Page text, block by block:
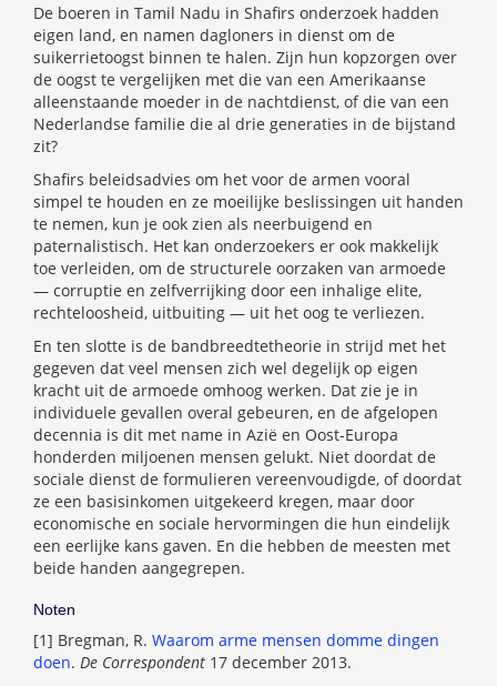
De boeren in Tamil Nadu in Shafirs onderzoek hadden
eigen land, en namen dagloners in dienst om de
suikerrietoogst binnen te halen. Zijn hun kopzorgen over
de oogst te vergelijken met die van een Amerikaanse
alleenstaande moeder in de nachtdienst, of die van een
Nederlandse familie die al drie generaties in de bijstand
zit?
Shafirs beleidsadvies om het voor de armen vooral
simpel te houden en ze moeilijke beslissingen uit handen
te nemen, kun je ook zien als neerbuigend en
paternalistisch. Het kan onderzoekers er ook makkelijk
toe verleiden, om de structurele oorzaken van armoede
— corruptie en zelfverrijking door een inhalige elite,
rechteloosheid, uitbuiting — uit het oog te verliezen.
En ten slotte is de bandbreedtetheorie in strijd met het
gegeven dat veel mensen zich wel degelijk op eigen
kracht uit de armoede omhoog werken. Dat zie je in
individuele gevallen overal gebeuren, en de afgelopen
decennia is dit met name in Azië en Oost-Europa
honderden miljoenen mensen gelukt. Niet doordat de
sociale dienst de formulieren vereenvoudigde, of doordat
ze een basisinkomen uitgekeerd kregen, maar door
economische en sociale hervormingen die hun eindelijk
een eerlijke kans gaven. En die hebben de meesten met
beide handen aangegrepen.
Noten
[1] Bregman, R. Waarom arme mensen domme dingen
doen. De Correspondent 17 december 2013.